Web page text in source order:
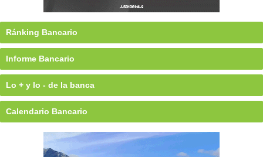
Ránking Bancario
Informe Bancario
Lo + y lo - de la banca
Calendario Bancario